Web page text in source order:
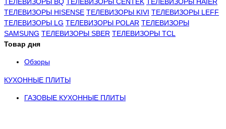
ТЕЛЕВИЗОРЫ HISENSE ТЕЛЕВИЗОРЫ KIVI ТЕЛЕВИЗОРЫ LEFF
ТЕЛЕВИЗОРЫ LG ТЕЛЕВИЗОРЫ POLAR ТЕЛЕВИЗОРЫ
SAMSUNG ТЕЛЕВИЗОРЫ SBER ТЕЛЕВИЗОРЫ TCL
Товар дня
Обзоры
КУХОННЫЕ ПЛИТЫ
ГАЗОВЫЕ КУХОННЫЕ ПЛИТЫ